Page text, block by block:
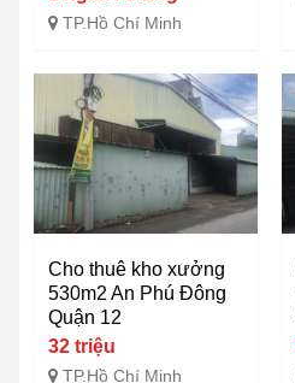
TP.Hồ Chí Minh
Cho thuê kho xưởng
530m2 An Phú Đông
Quận 12
32 triệu
TP.Hồ Chí Minh